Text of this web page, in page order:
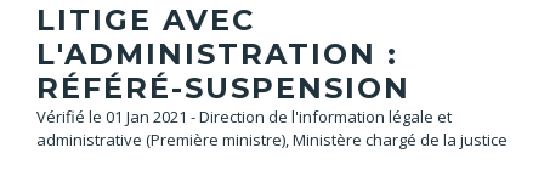
LITIGE AVEC
L'ADMINISTRATION :
RÉFÉRÉ-SUSPENSION
Vérifié le 01 Jan 2021 - Direction de l'information légale et
administrative (Première ministre), Ministère chargé de la justice